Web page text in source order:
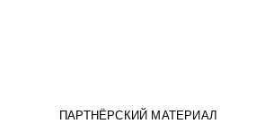
ПАРТНЁРСКИЙ МАТЕРИАЛ